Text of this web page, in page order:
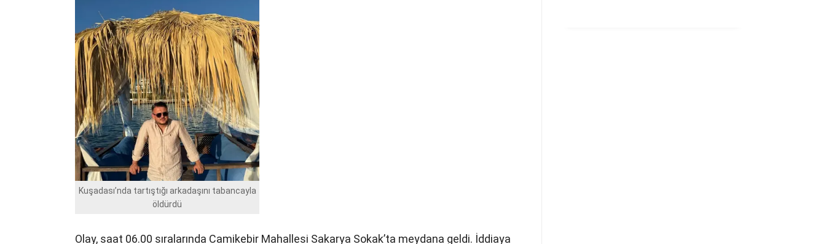
Kuşadası’nda tartıştığı arkadaşını tabancayla
öldürdü
Olay, saat 06.00 sıralarında Camikebir Mahallesi Sakarya Sokak’ta meydana geldi. İddiaya